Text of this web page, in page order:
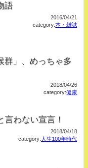
語
2016/04/21
category:本・雑誌
群」、めっちゃ多
2018/04/26
category:健康
言わない宣言！
2018/04/18
category: 人生100年時代